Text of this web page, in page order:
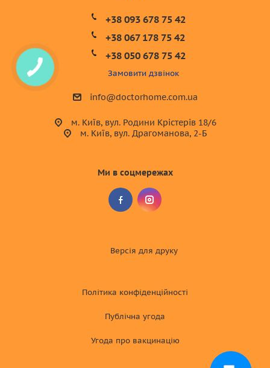
+38 093 678 75 42
+38 067 178 75 42
+38 050 678 75 42
Замовити дзвінок
info@doctorhome.com.ua
м. Київ, вул. Родини Крістерів 18/6
м. Київ, вул. Драгоманова, 2-Б
Ми в соцмережах
Версія для друку
Політика конфіденційності
Публічна угода
Угода про вакцинацію